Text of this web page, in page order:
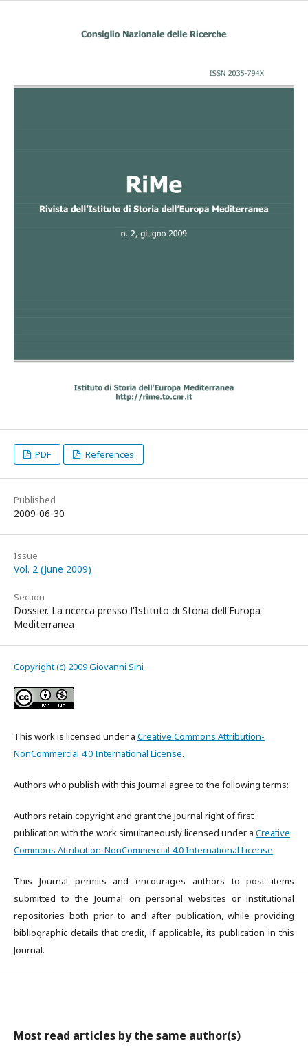
PDF References
Published
2009-06-30
Issue
Vol. 2 (June 2009)
Section
Dossier. La ricerca presso l'Istituto di Storia dell'Europa
Mediterranea
Copyright (c) 2009 Giovanni Sini
This work is licensed under a Creative Commons Attribution-
NonCommercial 4.0 International License.
Authors who publish with this Journal agree to the following terms:
Authors retain copyright and grant the Journal right of first
publication with the work simultaneously licensed under a Creative
Commons Attribution-NonCommercial 4.0 International License.
This Journal permits and encourages authors to post items
submitted to the Journal on personal websites or institutional
repositories both prior to and after publication, while providing
bibliographic details that credit, if applicable, its publication in this
Journal.
Most read articles by the same author(s)